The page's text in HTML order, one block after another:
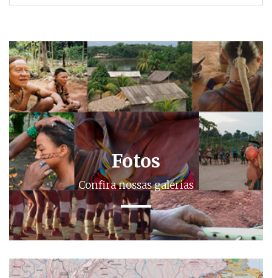
Fotos
Confira nossas galerias